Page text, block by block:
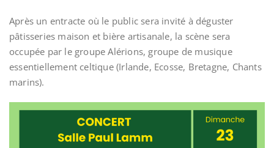
Après un entracte où le public sera invité à déguster
pâtisseries maison et bière artisanale, la scène sera
occupée par le groupe Alérions, groupe de musique
essentiellement celtique (Irlande, Ecosse, Bretagne, Chants
marins).